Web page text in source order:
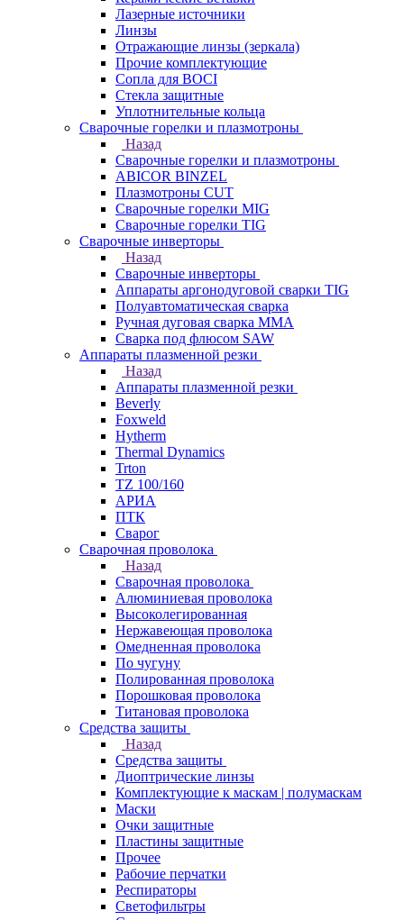
Лазерные источники
Линзы
Отражающие линзы (зеркала)
Прочие комплектующие
Сопла для BOCI
Стекла защитные
Уплотнительные кольца
Сварочные горелки и плазмотроны
Назад
Сварочные горелки и плазмотроны
ABICOR BINZEL
Плазмотроны CUT
Сварочные горелки MIG
Сварочные горелки TIG
Сварочные инверторы
Назад
Сварочные инверторы
Аппараты аргонодуговой сварки TIG
Полуавтоматическая сварка
Ручная дуговая сварка MMA
Сварка под флюсом SAW
Аппараты плазменной резки
Назад
Аппараты плазменной резки
Beverly
Foxweld
Hytherm
Thermal Dynamics
Trton
TZ 100/160
АРИА
ПТК
Сварог
Сварочная проволока
Назад
Сварочная проволока
Алюминиевая проволока
Высоколегированная
Нержавеющая проволока
Омедненная проволока
По чугуну
Полированная проволока
Порошковая проволока
Титановая проволока
Средства защиты
Назад
Средства защиты
Диоптрические линзы
Комплектующие к маскам | полумаскам
Маски
Очки защитные
Пластины защитные
Прочее
Рабочие перчатки
Респираторы
Светофильтры